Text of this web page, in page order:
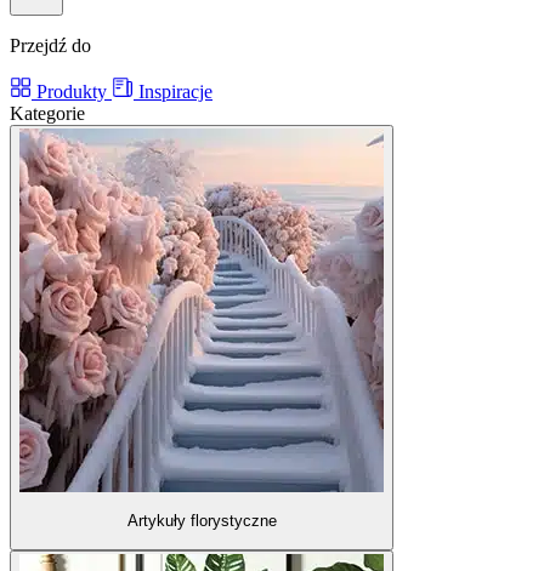
Przejdź do
Produkty
Inspiracje
Kategorie
Artykuły florystyczne